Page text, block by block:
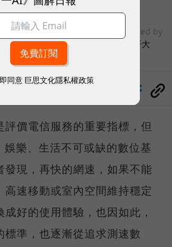
sponsored by
台灣大哥大
評價電信服務的重要指標，但
樂、生活不可或缺的數位基
發現，再快的網速，如果不能
高速移動或室內空間維持穩定
好的使用體驗，也因如此，
標準，也逐漸從追求測速數
同意 巨思文化隱私權政策